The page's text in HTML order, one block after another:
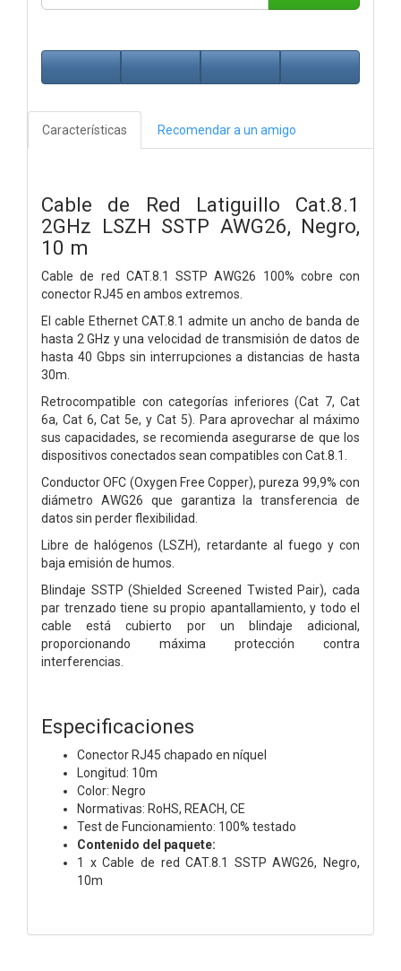
Características Recomendar a un amigo
Cable de Red Latiguillo Cat.8.1
2GHz LSZH SSTP AWG26, Negro,
10 m
Cable de red CAT.8.1 SSTP AWG26 100% cobre con
conector RJ45 en ambos extremos.
El cable Ethernet CAT.8.1 admite un ancho de banda de
hasta 2 GHz y una velocidad de transmisión de datos de
hasta 40 Gbps sin interrupciones a distancias de hasta
30m.
Retrocompatible con categorías inferiores (Cat 7, Cat
6a, Cat 6, Cat 5e, y Cat 5). Para aprovechar al máximo
sus capacidades, se recomienda asegurarse de que los
dispositivos conectados sean compatibles con Cat.8.1.
Conductor OFC (Oxygen Free Copper), pureza 99,9% con
diámetro AWG26 que garantiza la transferencia de
datos sin perder flexibilidad.
Libre de halógenos (LSZH), retardante al fuego y con
baja emisión de humos.
Blindaje SSTP (Shielded Screened Twisted Pair), cada
par trenzado tiene su propio apantallamiento, y todo el
cable está cubierto por un blindaje adicional,
proporcionando máxima protección contra
interferencias.
Especificaciones
Conector RJ45 chapado en níquel
Longitud: 10m
Color: Negro
Normativas: RoHS, REACH, CE
Test de Funcionamiento: 100% testado
Contenido del paquete:
1 x Cable de red CAT.8.1 SSTP AWG26, Negro,
10m